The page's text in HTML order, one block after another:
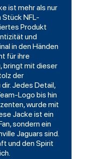
ist mehr als nur
Stück NFL-
Produkt
und
in den Händen
für ihre
bringt mit dieser
der
Jedes Detail,
Logo bis hin
wurde mit
Jacke ist ein
sondern ein
Jaguars sind.
und den Spirit